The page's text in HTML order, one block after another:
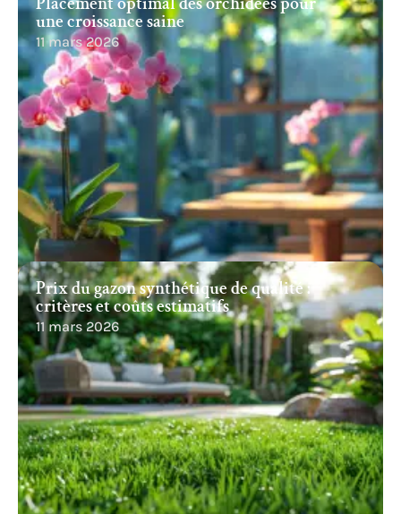
une croissance saine
11 mars 2026
Prix du gazon synthétique de qualité :
critères et coûts estimatifs
11 mars 2026